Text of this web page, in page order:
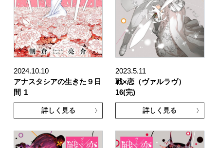
2024.10.10
アナスタシアの生きた９日
間 1
詳しく見る
2023.5.11
戦×恋（ヴァルラヴ）
16(完)
詳しく見る